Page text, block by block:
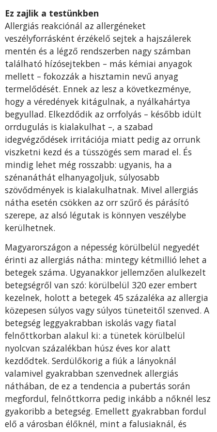
Ez zajlik a testünkben
Allergiás reakciónál az allergéneket
veszélyforrásként érzékelő sejtek a hajszálerek
mentén és a légző rendszerben nagy számban
található hízósejtekben – más kémiai anyagok
mellett – fokozzák a hisztamin nevű anyag
termelődését. Ennek az lesz a következménye,
hogy a véredények kitágulnak, a nyálkahártya
begyullad. Elkezdődik az orrfolyás – később idült
orrdugulás is kialakulhat –, a szabad
idegvégződések irritációja miatt pedig az orrunk
viszketni kezd és a tüsszögés sem marad el. És
mindig lehet még rosszabb: ugyanis, ha a
szénanáthát elhanyagoljuk, súlyosabb
szövődmények is kialakulhatnak. Mivel allergiás
nátha esetén csökken az orr szűrő és párásító
szerepe, az alsó légutak is könnyen veszélybe
kerülhetnek.
Magyarországon a népesség körülbelül negyedét
érinti az allergiás nátha: mintegy kétmillió lehet a
betegek száma. Ugyanakkor jellemzően alulkezelt
betegségről van szó: körülbelül 320 ezer embert
kezelnek, holott a betegek 45 százaléka az allergia
közepesen súlyos vagy súlyos tüneteitől szenved. A
betegség leggyakrabban iskolás vagy fiatal
felnőttkorban alakul ki: a tünetek körülbelül
nyolcvan százalékban húsz éves kor alatt
kezdődtek. Serdülőkorig a fiúk a lányoknál
valamivel gyakrabban szenvednek allergiás
náthában, de ez a tendencia a pubertás során
megfordul, felnőttkorra pedig inkább a nőknél lesz
gyakoribb a betegség. Emellett gyakrabban fordul
elő a városban élőknél, mint a falusiaknál, és